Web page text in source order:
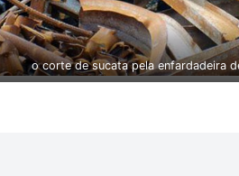
o corte de sucata pela enfardadeira